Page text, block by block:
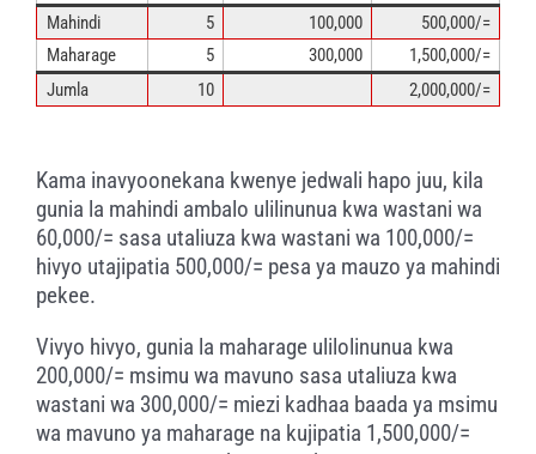
Mahindi
5 100,000
500,000/=
Maharage
5 300,000
1,500,000/=
Jumla
10 2,000,000/=
Kama inavyoonekana kwenye jedwali hapo juu, kila
gunia la mahindi ambalo ulilinunua kwa wastani wa
60,000/= sasa utaliuza kwa wastani wa 100,000/=
hivyo utajipatia 500,000/= pesa ya mauzo ya mahindi
pekee.
Vivyo hivyo, gunia la maharage ulilolinunua kwa
200,000/= msimu wa mavuno sasa utaliuza kwa
wastani wa 300,000/= miezi kadhaa baada ya msimu
wa mavuno ya maharage na kujipatia 1,500,000/=